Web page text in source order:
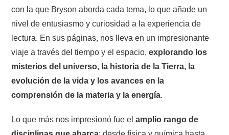
con la que Bryson aborda cada tema, lo que añade un
nivel de entusiasmo y curiosidad a la experiencia de
lectura. En sus páginas, nos lleva en un impresionante
viaje a través del tiempo y el espacio,explorando los
misterios del universo, la historia de la Tierra, la
evolución de la vida y los avances en la
comprensión de la materia y la energía.
Lo que más nos impresionó fue elamplio rango de